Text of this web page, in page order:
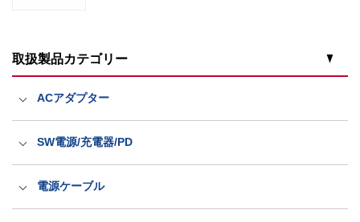
取扱製品カテゴリー
ACアダプター
医療規格ACアダプター
一般規格ACアダプター
SW電源/充電器/PD
スイッチング電源
電源ケーブル